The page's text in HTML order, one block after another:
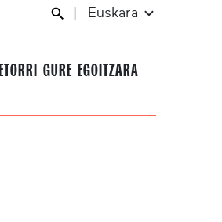
Euskara
ETORRI GURE EGOITZARA